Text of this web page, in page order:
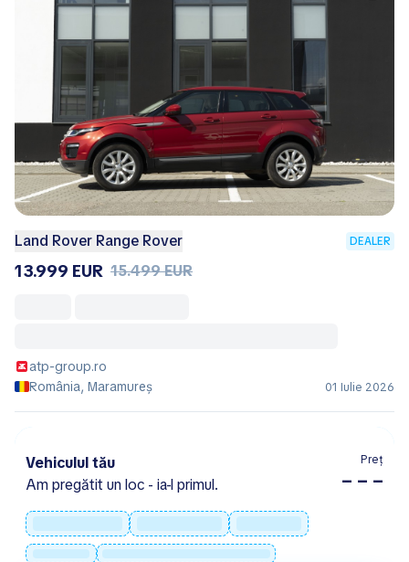
Land Rover Range Rover DEALER
13.999 EUR 15.499 EUR
atp-group.ro
România, Maramureș
01 Iulie 2026
Vehiculul tău
Am pregătit un loc - ia-l primul.
Preț
– – –